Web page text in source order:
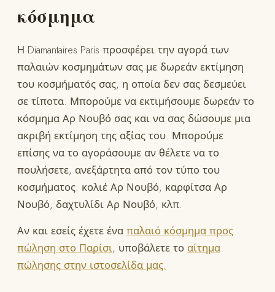
κόσμημα
Η Diamantaires Paris προσφέρει την αγορά των
παλαιών κοσμημάτων σας με δωρεάν εκτίμηση
του κοσμήματός σας, η οποία δεν σας δεσμεύει
σε τίποτα. Μπορούμε να εκτιμήσουμε δωρεάν το
κόσμημα Αρ Νουβό σας και να σας δώσουμε μια
ακριβή εκτίμηση της αξίας του. Μπορούμε
επίσης να το αγοράσουμε αν θέλετε να το
πουλήσετε, ανεξάρτητα από τον τύπο του
κοσμήματος: κολιέ Αρ Νουβό, καρφίτσα Αρ
Νουβό, δαχτυλίδι Αρ Νουβό, κλπ.
Αν και εσείς έχετε ένα παλαιό κόσμημα προς
πώληση στο Παρίσι, υποβάλετε το αίτημα
πώλησης στην ιστοσελίδα μας.